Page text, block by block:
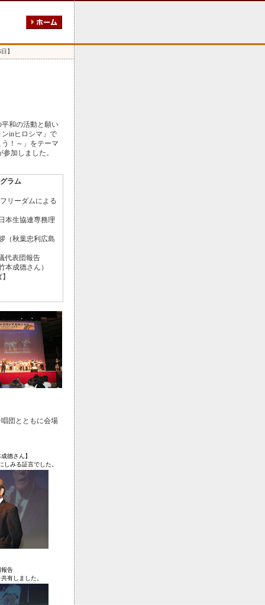
】
和の活動と願い
inヒロシマ」で
！～」をテーマ
加しました。
ラム
リーダムによる
本生協連専務理
（秋葉忠利広島
代表団報告
本成德さん）
団とともに会場
德さん】
しみる証言でした。
告
有しました。